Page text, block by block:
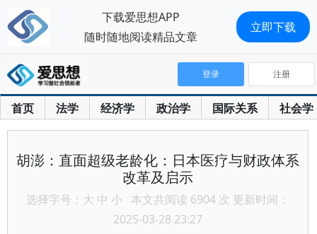
首页 法学 经济学 政治学 国际关系 社会学
登录 注册
胡澎：直面超级老龄化：日本医疗与财政体系
改革及启示
选择字号： 大 中 小 本文共阅读 6904 次 更新时间：
2025-03-28 23:27
下载爱思想APP
随时随地阅读精品文章
立即下载